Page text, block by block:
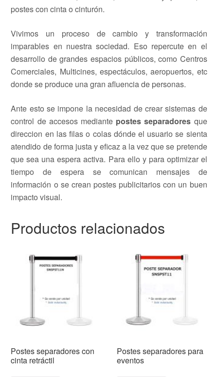
postes con cinta o cinturón.
Vivimos un proceso de cambio y transformación
imparables en nuestra sociedad. Eso repercute en el
desarrollo de grandes espacios públicos, como Centros
Comerciales, Multicines, espectáculos, aeropuertos, etc
donde se produce una gran afluencia de personas.
Ante esto se impone la necesidad de crear sistemas de
control de accesos mediante postes separadores que
direccion en las filas o colas dónde el usuario se sienta
atendido de forma justa y eficaz a la vez que se pretende
que sea una espera activa. Para ello y para optimizar el
tiempo de espera se comunican mensajes de
información o se crean postes publicitarios con un buen
impacto visual.
Productos relacionados
Postes separadores con
cinta retráctil
Postes separadores para
eventos